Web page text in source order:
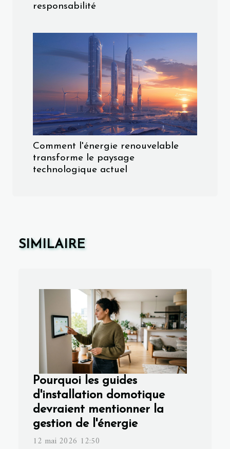
responsabilité
Comment l'énergie renouvelable
transforme le paysage
technologique actuel
SIMILAIRE
Pourquoi les guides
d'installation domotique
devraient mentionner la
gestion de l'énergie
12 mai 2026 12:50